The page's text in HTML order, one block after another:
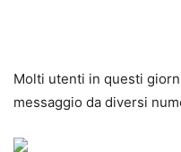
Molti utenti in questi
messaggio da diversi